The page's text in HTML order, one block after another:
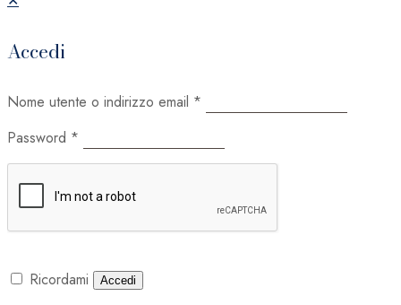
Accedi
Nome utente o indirizzo email *
Password *
Ricordami Accedi